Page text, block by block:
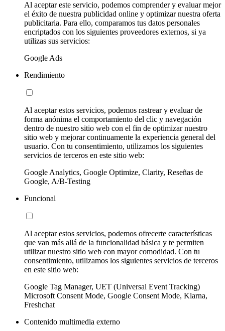
Al aceptar este servicio, podemos comprender y evaluar mejor
el éxito de nuestra publicidad online y optimizar nuestra oferta
publicitaria. Para ello, comparamos tus datos personales
encriptados con los siguientes proveedores externos, si ya
utilizas sus servicios:
Google Ads
Rendimiento
Al aceptar estos servicios, podemos rastrear y evaluar de
forma anónima el comportamiento del clic y navegación
dentro de nuestro sitio web con el fin de optimizar nuestro
sitio web y mejorar continuamente la experiencia general del
usuario. Con tu consentimiento, utilizamos los siguientes
servicios de terceros en este sitio web:
Google Analytics, Google Optimize, Clarity, Reseñas de
Google, A/B-Testing
Funcional
Al aceptar estos servicios, podemos ofrecerte características
que van más allá de la funcionalidad básica y te permiten
utilizar nuestro sitio web con mayor comodidad. Con tu
consentimiento, utilizamos los siguientes servicios de terceros
en este sitio web:
Google Tag Manager, UET (Universal Event Tracking)
Microsoft Consent Mode, Google Consent Mode, Klarna,
Freshchat
Contenido multimedia externo